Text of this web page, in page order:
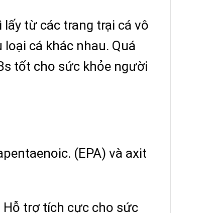
từ các trang trại cá vô
cá khác nhau. Quá
tốt cho sức khỏe người
(EPA) và axit
Hỗ trợ tích cực cho sức